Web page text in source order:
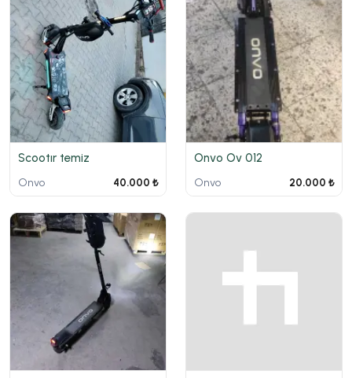
Scootır temiz
Onvo 40.000 ₺
Onvo Ov 012
Onvo 20.000 ₺